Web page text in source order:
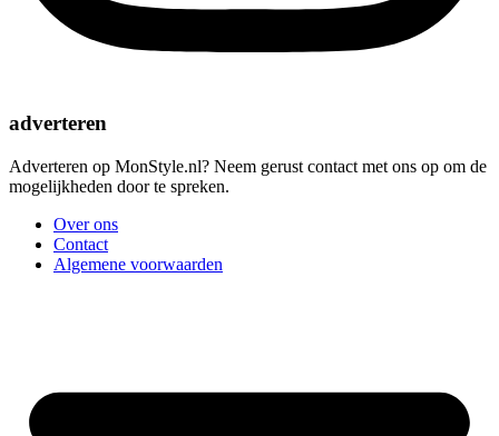
adverteren
Adverteren op MonStyle.nl? Neem gerust contact met ons op om de
mogelijkheden door te spreken.
Over ons
Contact
Algemene voorwaarden